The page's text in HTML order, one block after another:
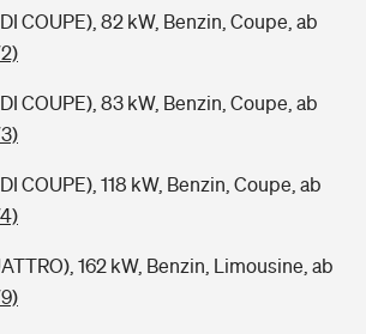
COUPE), 82 kW, Benzin, Coupe, ab
COUPE), 83 kW, Benzin, Coupe, ab
COUPE), 118 kW, Benzin, Coupe, ab
162 kW, Benzin, Limousine, ab